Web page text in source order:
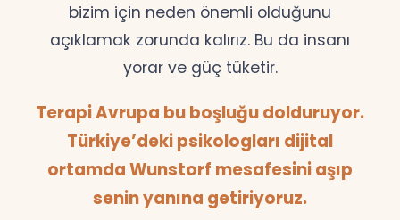
bizim için neden önemli olduğunu
açıklamak zorunda kalırız. Bu da insanı
yorar ve güç tüketir.
Terapi Avrupa bu boşluğu dolduruyor.
Türkiye’deki psikologları dijital
ortamda Wunstorf mesafesini aşıp
senin yanına getiriyoruz.